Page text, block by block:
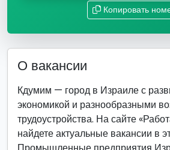
Копировать
О вакансии
Кдумим — город в Израиле с
экономикой и разнообразными
трудоустройства. На сайте
найдете актуальные вакансии в